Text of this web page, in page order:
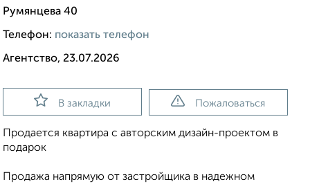
Румянцева 40
Телефон: показать телефон
Агентство, 23.07.2026
В закладки Пожаловаться
Продается квартира с авторским дизайн-проектом в
подарок
Продажа напрямую от застройщика в надежном